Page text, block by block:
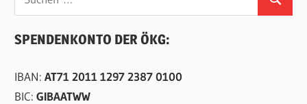
nach:
Suchen
SPENDENKONTO DER ÖKG:
IBAN:AT71 2011 1297 2387 0100
BIC:GIBAATWW